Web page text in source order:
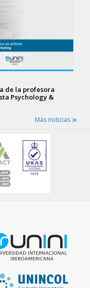
de la profesora
Psychology &
Más noticias